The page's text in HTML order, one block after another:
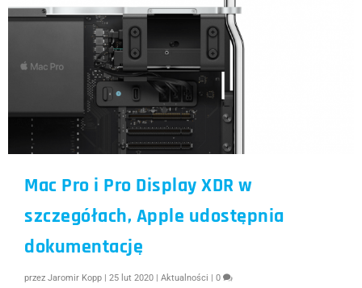
Mac Pro i Pro Display XDR w
szczegółach, Apple udostępnia
dokumentację
przezJaromir Kopp |25 lut 2020 |Aktualności |0